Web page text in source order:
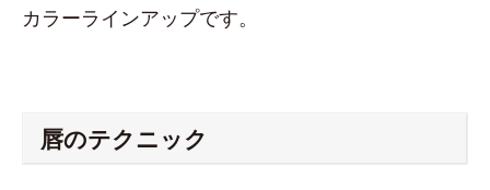
カラーラインアップです。
唇のテクニック